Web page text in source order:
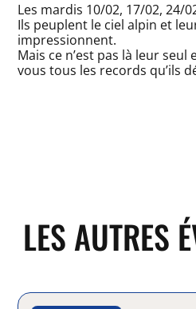
Les mardis 10/02, 17/02, 24/
Ils peuplent le ciel alpin et
impressionnent.
Mais ce n’est pas là leur seul
vous tous les records qu’ils
LES AUTRES